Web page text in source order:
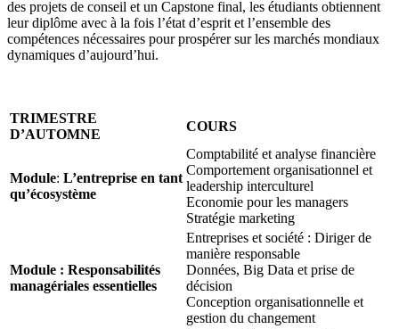
des projets de conseil et un Capstone final, les étudiants obtiennent
leur diplôme avec à la fois l’état d’esprit et l’ensemble des
compétences nécessaires pour prospérer sur les marchés mondiaux
dynamiques d’aujourd’hui.
TRIMESTRE
D’AUTOMNE
COURS
Module: L’entreprise en tant
qu’écosystème
Comptabilité et analyse financière
Comportement organisationnel et
leadership interculturel
Economie pour les managers
Stratégie marketing
Module : Responsabilités
managériales essentielles
Entreprises et société : Diriger de
manière responsable
Données, Big Data et prise de
décision
Conception organisationnelle et
gestion du changement